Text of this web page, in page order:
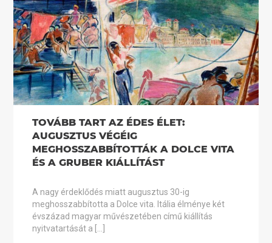
TOVÁBB TART AZ ÉDES ÉLET:
AUGUSZTUS VÉGÉIG
MEGHOSSZABBÍTOTTÁK A DOLCE VITA
ÉS A GRUBER KIÁLLÍTÁST
A nagy érdeklődés miatt augusztus 30-ig
meghosszabbította a Dolce vita. Itália élménye két
évszázad magyar művészetében című kiállítás
nyitvatartását a […]